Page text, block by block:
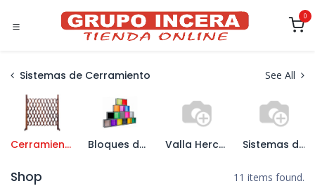
0
Sistemas de Cerramiento See All
Cerramientos Bloques de Vidrio Valla Hercules y Complementos Sistemas de Ocultación
Shop 11 items found.